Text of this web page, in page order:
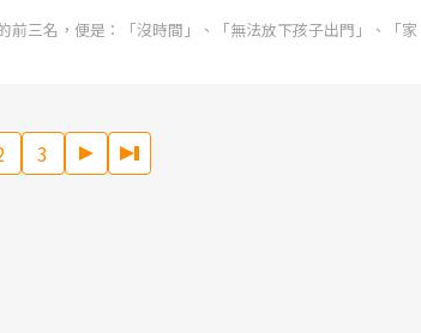
前三名，便是：「沒時間」、「無法放下孩子出門」、「家
3